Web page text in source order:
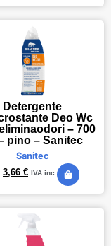
Detergente
Deo Wc
– 700
pino – Sanitec
Sanitec
3,66 € IVA inc.